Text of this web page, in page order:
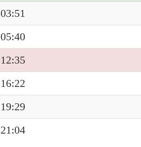
03:51
05:40
12:35
16:22
19:29
21:04